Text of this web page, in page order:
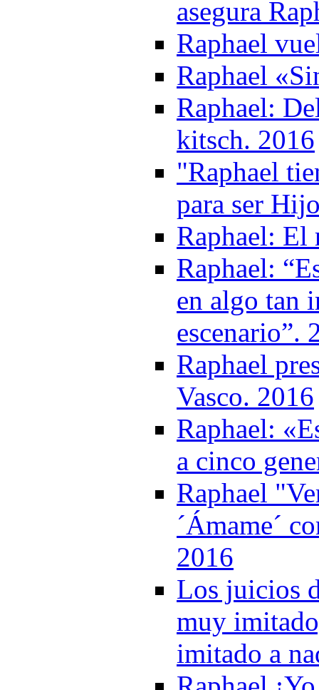
asegura
Raphael
Raphael
Raphael:
kitsch. 2016
"Raphael
para ser
Raphael: El
Raphael:
en algo tan
escenario”.
Raphael
Vasco. 2016
Raphael:
a cinco
Raphael
´Ámame´
2016
Los juicios
muy
imitado a